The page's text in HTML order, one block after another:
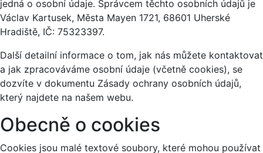
jedná o osobní údaje. Správcem těchto osobních údajů je
Václav Kartusek, Města Mayen 1721, 68601 Uherské
Hradiště, IČ: 75323397.
Další detailní informace o tom, jak nás můžete kontaktovat
a jak zpracováváme osobní údaje (včetně cookies), se
dozvíte v dokumentu Zásady ochrany osobních údajů,
který najdete na našem webu.
Obecně o cookies
Cookies jsou malé textové soubory, které mohou používat